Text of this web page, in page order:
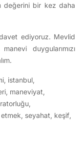
değerini bir kez daha
ediyoruz. Mevlid
duygularımızı
, istanbul,
, maneviyat,
,
, seyahat, keşif,